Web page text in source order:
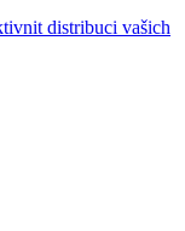
distribuci vašich